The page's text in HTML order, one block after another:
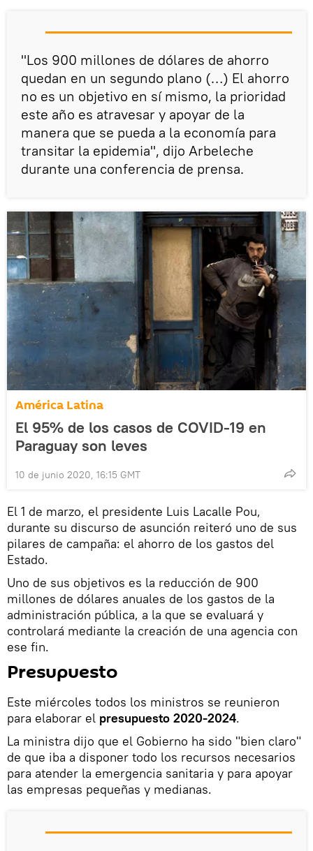
"Los 900 millones de dólares de ahorro
quedan en un segundo plano (…) El ahorro
no es un objetivo en sí mismo, la prioridad
este año es atravesar y apoyar de la
manera que se pueda a la economía para
transitar la epidemia", dijo Arbeleche
durante una conferencia de prensa.
América Latina
El 95% de los casos de COVID-19 en
Paraguay son leves
10 de junio 2020, 16:15 GMT
El 1 de marzo, el presidente Luis Lacalle Pou,
durante su discurso de asunción reiteró uno de sus
pilares de campaña: el ahorro de los gastos del
Estado.
Uno de sus objetivos es la reducción de 900
millones de dólares anuales de los gastos de la
administración pública, a la que se evaluará y
controlará mediante la creación de una agencia con
ese fin.
Presupuesto
Este miércoles todos los ministros se reunieron
para elaborar el presupuesto 2020-2024.
La ministra dijo que el Gobierno ha sido "bien claro"
de que iba a disponer todo los recursos necesarios
para atender la emergencia sanitaria y para apoyar
las empresas pequeñas y medianas.